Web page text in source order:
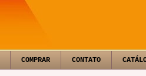
COMPRAR CONTATO